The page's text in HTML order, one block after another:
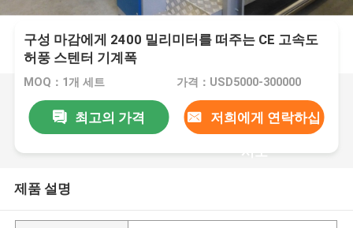
구성 마감에게 2400 밀리미터를 떠주는 CE 고속도
허풍 스텐터 기계폭
MOQ：1개 세트 가격：USD5000-300000
최고의 가격 저희에게 연락하십
시오
제품 설명